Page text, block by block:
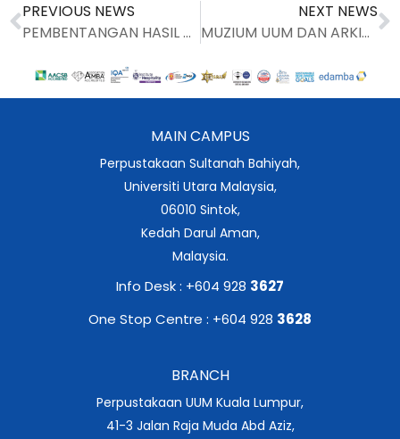
PREVIOUS NEWS
PEMBENTANGAN HASIL PROJEK PELAJAR PRAKTIKUM DI PSB
NEXT NEWS
MUZIUM UUM DAN ARKIB PSB KETENGAH SEJARAH DAN KHAZANAH NEGARA
MAIN CAMPUS
Perpustakaan Sultanah Bahiyah,
Universiti Utara Malaysia,
06010 Sintok,
Kedah Darul Aman,
Malaysia.
Info Desk : +604 928 3627
One Stop Centre : +604 928 3628
BRANCH
Perpustakaan UUM Kuala Lumpur,
41-3 Jalan Raja Muda Abd Aziz,